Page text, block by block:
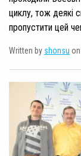
циклу, тож деякі
пропустити цей
Written by shonsu